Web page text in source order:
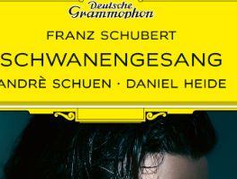
WOLF
MARTIN
SCHUMANN,